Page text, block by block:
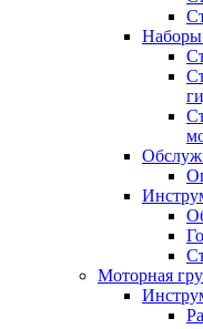
Наборы
Моторная